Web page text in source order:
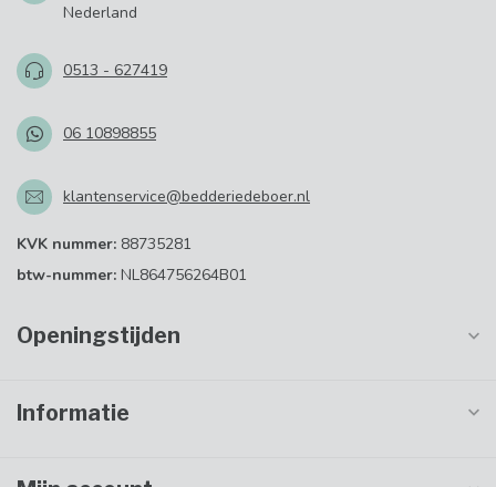
Nederland
0513 - 627419
06 10898855
klantenservice@bedderiedeboer.nl
KVK nummer: 88735281
btw-nummer: NL864756264B01
Openingstijden
Informatie